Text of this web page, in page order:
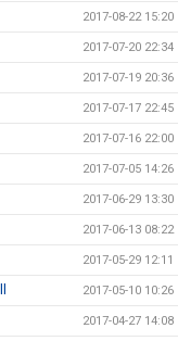
2017-08-22 15:20
2017-07-20 22:34
2017-07-19 20:36
2017-07-17 22:45
2017-07-16 22:00
2017-07-05 14:26
2017-06-29 13:30
2017-06-13 08:22
2017-05-29 12:11
2017-05-10 10:26
2017-04-27 14:08